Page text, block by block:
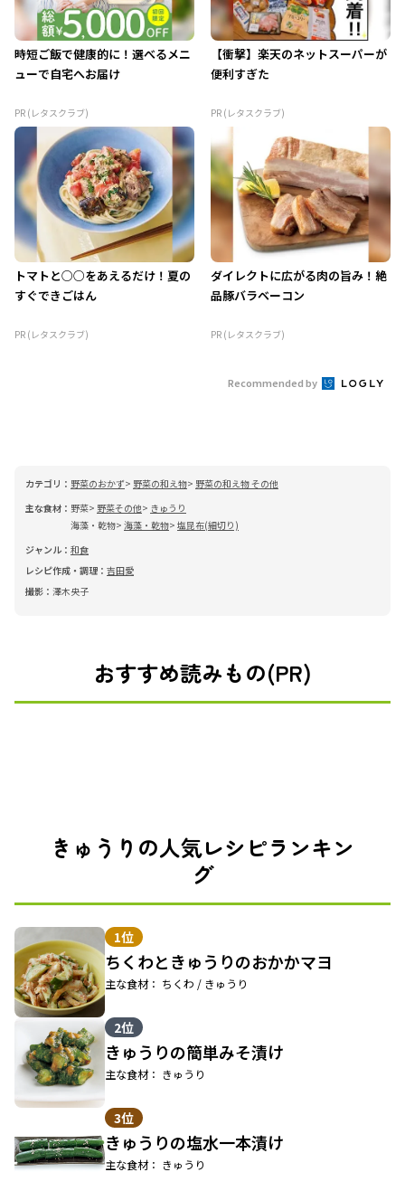
時短ご飯で健康的に！選べるメニ
ューで自宅へお届け
PR (レタスクラブ)
【衝撃】楽天のネットスーパーが
便利すぎた
PR (レタスクラブ)
トマトと○○をあえるだけ！夏の
すぐできごはん
PR (レタスクラブ)
ダイレクトに広がる肉の旨み！絶
品豚バラベーコン
PR (レタスクラブ)
Recommended by
カテゴリ： 野菜のおかず 野菜の和え物
野菜の和え物 その他
主な食材： 野菜 野菜その他
きゅうり
海藻・乾物 海藻・乾物 塩昆布(細切り)
ジャンル： 和食
レシピ作成・調理： 吉田愛
撮影： 澤木央子
おすすめ読みもの(PR)
きゅうりの人気レシピランキン
グ
1位
ちくわときゅうりのおかかマヨ
主な食材： ちくわ / きゅうり
2位
きゅうりの簡単みそ漬け
主な食材： きゅうり
3位
きゅうりの塩水一本漬け
主な食材： きゅうり